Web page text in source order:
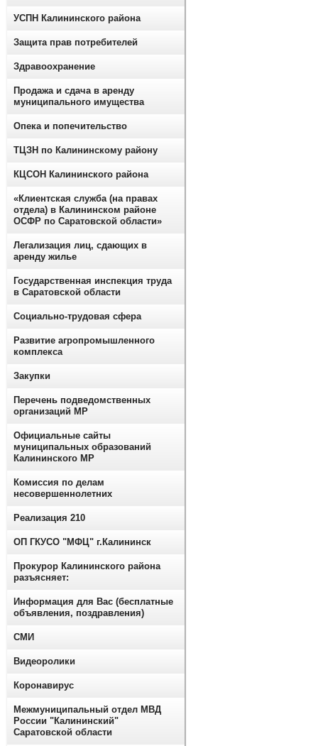
УСПН Калининского района
Защита прав потребителей
Здравоохранение
Продажа и сдача в аренду
муниципального имущества
Опека и попечительство
ТЦЗН по Калининскому району
КЦСОН Калининского района
«Клиентская служба (на правах
отдела) в Калининском районе
ОСФР по Саратовской области»
Легализация лиц, сдающих в
аренду жилье
Государственная инспекция труда
в Саратовской области
Социально-трудовая сфера
Развитие агропромышленного
комплекса
Закупки
Перечень подведомственных
организаций МР
Официальные сайты
муниципальных образований
Калининского МР
Комиссия по делам
несовершеннолетних
Реализация 210
ОП ГКУСО "МФЦ" г.Калининск
Прокурор Калининского района
разъясняет:
Информация для Вас (бесплатные
объявления, поздравления)
СМИ
Видеоролики
Коронавирус
Межмуниципальный отдел МВД
России "Калининский"
Саратовской области